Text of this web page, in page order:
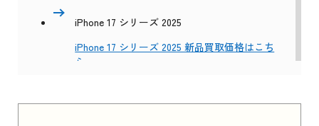
iPhone 17 シリーズ 2025
iPhone 17 シリーズ 2025 新品買取価格はこち
ら